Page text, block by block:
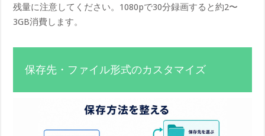
残量に注意してください。1080pで30分録画すると約2〜
3GB消費します。
保存先・ファイル形式のカスタマイズ